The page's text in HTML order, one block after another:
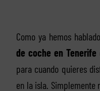
Como ya hemos
de coche en Tenerife
para cuando quieres
en la isla. Simplemente